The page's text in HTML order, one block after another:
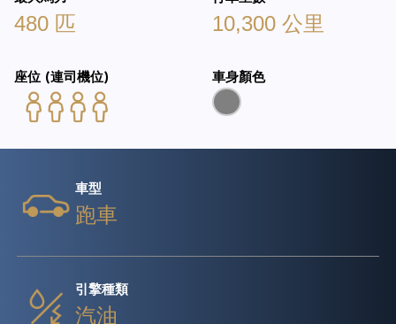
480 匹 10,300 公里
座位 (連司機位) 車身顏色
車型
跑車
引擎種類
汽油